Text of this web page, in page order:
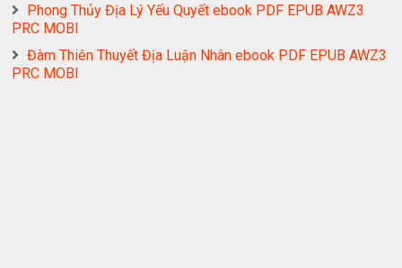
Phong Thủy Địa Lý Yếu Quyết ebook PDF EPUB AWZ3
PRC MOBI
Đàm Thiên Thuyết Địa Luận Nhân ebook PDF EPUB AWZ3
PRC MOBI